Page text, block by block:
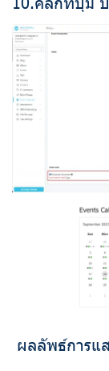
ผลลัพธ์การแ